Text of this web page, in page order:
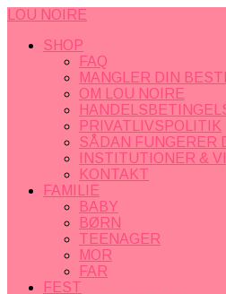
LOU NOIRE
SHOP
FAQ
MANGLER DIN
OM LOU NOIRE
PRIVATLIVSPOLITIK
SÅDAN FUNGERER
INSTITUTIONER &
KONTAKT
FAMILIE
BABY
BØRN
TEENAGER
MOR
FAR
FEST